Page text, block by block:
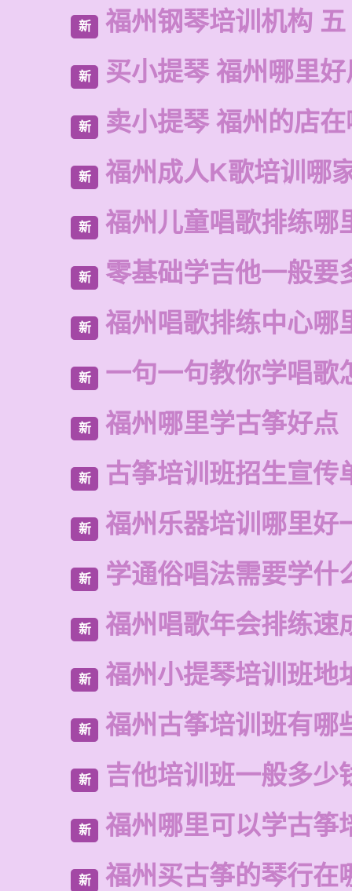
新 福州钢琴培训机构 五
新 买小提琴 福州哪里
新 卖小提琴 福州的店
新 福州成人K歌培训哪
新 福州儿童唱歌排练哪
新 零基础学吉他一般要
新 福州唱歌排练中心哪
新 一句一句教你学唱歌
新 福州哪里学古筝好点
新 古筝培训班招生宣传
新 福州乐器培训哪里好
新 学通俗唱法需要学什
新 福州唱歌年会排练速
新 福州小提琴培训班地
新 福州古筝培训班有哪
新 吉他培训班一般多少
新 福州哪里可以学古筝
新 福州买古筝的琴行在